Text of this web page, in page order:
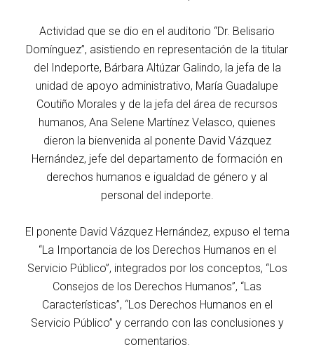
Actividad que se dio en el auditorio “Dr. Belisario
Domínguez”, asistiendo en representación de la titular
del Indeporte, Bárbara Altúzar Galindo, la jefa de la
unidad de apoyo administrativo, María Guadalupe
Coutiño Morales y de la jefa del área de recursos
humanos, Ana Selene Martínez Velasco, quienes
dieron la bienvenida al ponente David Vázquez
Hernández, jefe del departamento de formación en
derechos humanos e igualdad de género y al
personal del indeporte.
El ponente David Vázquez Hernández, expuso el tema
“La Importancia de los Derechos Humanos en el
Servicio Público”, integrados por los conceptos, “Los
Consejos de los Derechos Humanos”, “Las
Características”, “Los Derechos Humanos en el
Servicio Público” y cerrando con las conclusiones y
comentarios.